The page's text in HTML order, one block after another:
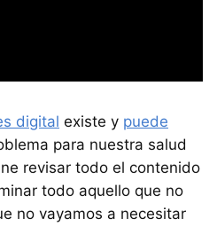
digital existe y puede
para nuestra salud
revisar todo el contenido
todo aquello que no
no vayamos a necesitar